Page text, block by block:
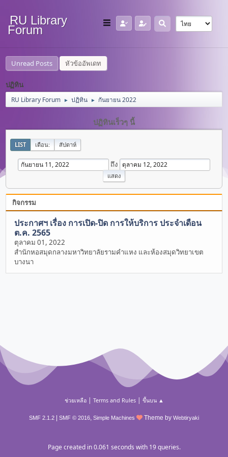
RU Library
Forum
Unread Posts หัวข้ออัพเดท
ปฏิทิน
RU Library Forum ► ปฏิทิน ► กันยายน 2022
ปฏิทินเร็วๆ นี้
LIST เดือน: สัปดาห์
ถึง
กิจกรรม
ประกาศฯ เรื่อง การเปิด-ปิด การให้บริการ ประจำเดือน
ต.ค. 2565
ตุลาคม 01, 2022
สำนักหอสมุดกลางมหาวิทยาลัยรามคำแหง และห้องสมุดวิทยาเขต
บางนา
ช่วยเหลือ| Terms and Rules| ขึ้นบน ▲
SMF 2.1.2 SMF © 2016, Simple Machines Theme by Webtiryaki
Page created in 0.061 seconds with 19 queries.